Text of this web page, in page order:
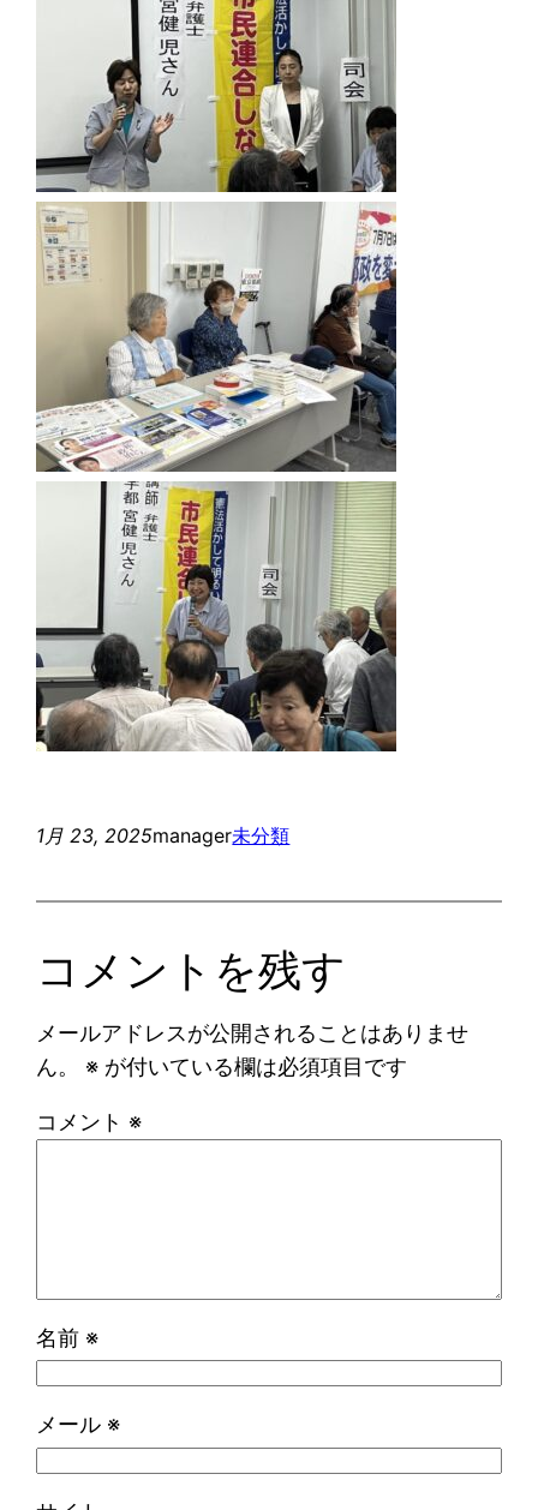
1月 23, 2025manager未分類
コメントを残す
メールアドレスが公開されることはありませ
ん。
※ が付いている欄は必須項目です
コメント ※
名前 ※
メール ※